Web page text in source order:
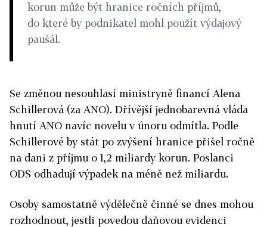
korun může být hranice ročních příjmů,
do které by podnikatel mohl použít výdajový
paušál.
Se změnou nesouhlasí ministryně financí Alena
Schillerová (za ANO). Dřívější jednobarevná vláda
hnutí ANO navíc novelu v únoru odmítla. Podle
Schillerové by stát po zvýšení hranice přišel ročně
na dani z příjmu o 1,2 miliardy korun. Poslanci
ODS odhadují výpadek na méně než miliardu.
Osoby samostatně výdělečně činné se dnes mohou
rozhodnout, jestli povedou daňovou evidenci